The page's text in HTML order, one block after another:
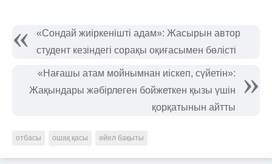
«Сондай жиіркенішті адам»: Жасырын автор
студент кезіндегі сорақы оқиғасымен бөлісті
«Нағашы атам мойнымнан иіскеп, сүйетін»:
Жақындары жәбірлеген бойжеткен қызы үшін
қорқатынын айтты
отбасы ошақ қасы әйел бақыты